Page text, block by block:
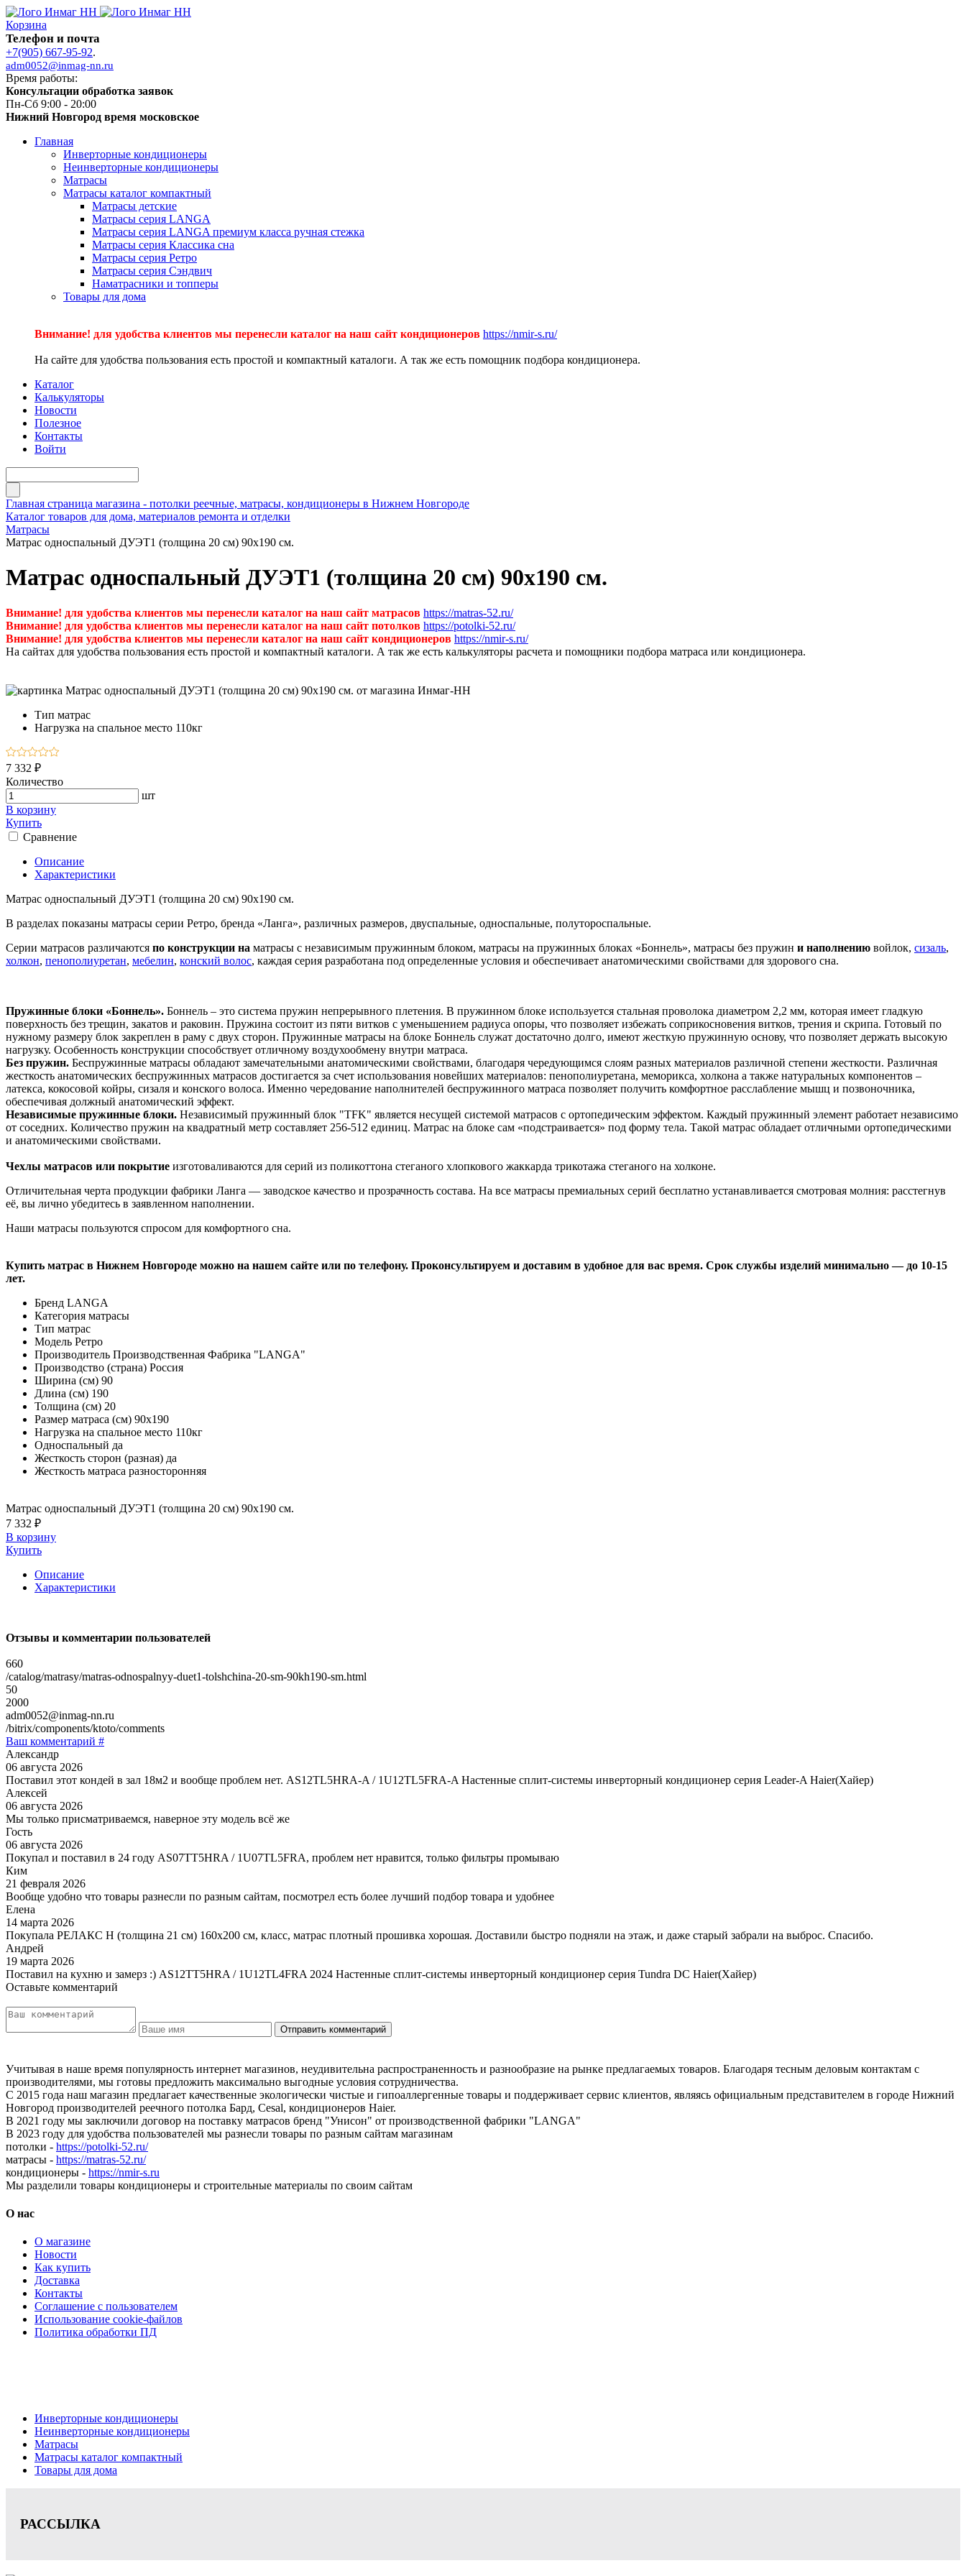
Корзина
Телефон и почта
+7(905) 667-95-92.
adm0052@inmag-nn.ru
Время работы:
Консультации обработка заявок
Пн-Сб 9:00 - 20:00
Нижний Новгород время московское
Главная
Инверторные кондиционеры
Неинверторные кондиционеры
Матрасы
Матрасы каталог компактный
Матрасы детские
Матрасы серия LANGA
Матрасы серия LANGA премиум класса ручная стежка
Матрасы серия Классика сна
Матрасы серия Ретро
Матрасы серия Сэндвич
Наматрасники и топперы
Товары для дома
Внимание! для удобства клиентов мы перенесли каталог на наш сайт кондиционеров https://nmir-s.ru/
На сайте для удобства пользования есть простой и компактный каталоги. А так же есть помощник подбора кондиционера.
Каталог
Калькуляторы
Новости
Полезное
Контакты
Войти
Главная страница магазина - потолки реечные, матрасы, кондиционеры в Нижнем Новгороде
Каталог товаров для дома, материалов ремонта и отделки
Матрасы
Матрас односпальный ДУЭТ1 (толщина 20 см) 90х190 см.
Матрас односпальный ДУЭТ1 (толщина 20 см) 90х190 см.
Внимание! для удобства клиентов мы перенесли каталог на наш сайт матрасов https://matras-52.ru/
Внимание! для удобства клиентов мы перенесли каталог на наш сайт потолков https://potolki-52.ru/
Внимание! для удобства клиентов мы перенесли каталог на наш сайт кондиционеров https://nmir-s.ru/
На сайтах для удобства пользования есть простой и компактный каталоги. А так же есть калькуляторы расчета и помощники подбора матраса или кондиционера.
Тип матрас
Нагрузка на спальное место 110кг
7 332 ₽
Количество
шт
В корзину
Купить
Сравнение
Описание
Характеристики
Матрас односпальный ДУЭТ1 (толщина 20 см) 90х190 см.
В разделах показаны матрасы серии Ретро, бренда «Ланга», различных размеров, двуспальные, односпальные, полутороспальные.
Серии матрасов различаются по конструкции на матрасы с независимым пружинным блоком, матрасы на пружинных блоках «Боннель», матрасы без пружин и наполнению войлок, сизаль,
холкон, пенополиуретан, мебелин, конский волос, каждая серия разработана под определенные условия и обеспечивает анатомическими свойствами для здорового сна.
Пружинные блоки «Боннель». Боннель – это система пружин непрерывного плетения. В пружинном блоке используется стальная проволока диаметром 2,2 мм, которая имеет гладкую
поверхность без трещин, закатов и раковин. Пружина состоит из пяти витков с уменьшением радиуса опоры, что позволяет избежать соприкосновения витков, трения и скрипа. Готовый по
нужному размеру блок закреплен в раму с двух сторон. Пружинные матрасы на блоке Боннель служат достаточно долго, имеют жесткую пружинную основу, что позволяет держать высокую
нагрузку. Особенность конструкции способствует отличному воздухообмену внутри матраса.
Без пружин. Беспружинные матрасы обладают замечательными анатомическими свойствами, благодаря чередующимся слоям разных материалов различной степени жесткости. Различная
жесткость анатомических беспружинных матрасов достигается за счет использования новейших материалов: пенополиуретана, меморикса, холкона а также натуральных компонентов –
латекса, кокосовой койры, сизаля и конского волоса. Именно чередование наполнителей беспружинного матраса позволяет получить комфортное расслабление мышц и позвоночника,
обеспечивая должный анатомический эффект.
Независимые пружинные блоки. Независимый пружинный блок "TFK" является несущей системой матрасов с ортопедическим эффектом. Каждый пружинный элемент работает независимо
от соседних. Количество пружин на квадратный метр составляет 256-512 единиц. Матрас на блоке сам «подстраивается» под форму тела. Такой матрас обладает отличными ортопедическими
и анатомическими свойствами.
Чехлы матрасов или покрытие изготоваливаются для серий из поликоттона стеганого хлопкового жаккарда трикотажа стеганого на холконе.
Отличительная черта продукции фабрики Ланга — заводское качество и прозрачность состава. На все матрасы премиальных серий бесплатно устанавливается смотровая молния: расстегнув
её, вы лично убедитесь в заявленном наполнении.
Наши матрасы пользуются спросом для комфортного сна.
Купить матрас в Нижнем Новгороде можно на нашем сайте или по телефону. Проконсультируем и доставим в удобное для вас время. Срок службы изделий минимально — до 10-15
лет.
Бренд LANGA
Категория матрасы
Тип матрас
Модель Ретро
Производитель Производственная Фабрика "LANGA"
Производство (страна) Россия
Ширина (см) 90
Длина (см) 190
Толщина (см) 20
Размер матраса (см) 90х190
Нагрузка на спальное место 110кг
Односпальный да
Жесткость сторон (разная) да
Жесткость матраса разносторонняя
Матрас односпальный ДУЭТ1 (толщина 20 см) 90х190 см.
7 332 ₽
В корзину
Купить
Описание
Характеристики
Отзывы и комментарии пользователей
660
/catalog/matrasy/matras-odnospalnyy-duet1-tolshchina-20-sm-90kh190-sm.html
50
2000
adm0052@inmag-nn.ru
/bitrix/components/ktoto/comments
Ваш комментарий #
Александр
06 августа 2026
Поставил этот кондей в зал 18м2 и вообще проблем нет. AS12TL5HRA-A / 1U12TL5FRA-A Настенные сплит-системы инверторный кондиционер серия Leader-A Haier(Хайер)
Алексей
06 августа 2026
Мы только присматриваемся, наверное эту модель всё же
Гость
06 августа 2026
Покупал и поставил в 24 году AS07TT5HRA / 1U07TL5FRA, проблем нет нравится, только фильтры промываю
Ким
21 февраля 2026
Вообще удобно что товары разнесли по разным сайтам, посмотрел есть более лучший подбор товара и удобнее
Елена
14 марта 2026
Покупала РЕЛАКС Н (толщина 21 см) 160х200 см, класс, матрас плотный прошивка хорошая. Доставили быстро подняли на этаж, и даже старый забрали на выброс. Спасибо.
Андрей
19 марта 2026
Поставил на кухню и замерз :) AS12TT5HRA / 1U12TL4FRA 2024 Настенные сплит-системы инверторный кондиционер серия Tundra DC Haier(Хайер)
Оставьте комментарий
Учитывая в наше время популярность интернет магазинов, неудивительна распространенность и разнообразие на рынке предлагаемых товаров. Благодаря тесным деловым контактам с
производителями, мы готовы предложить максимально выгодные условия сотрудничества.
С 2015 года наш магазин предлагает качественные экологически чистые и гипоаллергенные товары и поддерживает сервис клиентов, являясь официальным представителем в городе Нижний
Новгород производителей реечного потолка Бард, Cesal, кондиционеров Haier.
В 2021 году мы заключили договор на поставку матрасов бренд "Унисон" от производственной фабрики "LANGA"
В 2023 году для удобства пользователей мы разнесли товары по разным сайтам магазинам
потолки - https://potolki-52.ru/
матрасы - https://matras-52.ru/
кондиционеры - https://nmir-s.ru
Мы разделили товары кондиционеры и строительные материалы по своим сайтам
О нас
О магазине
Новости
Как купить
Доставка
Контакты
Соглашение с пользователем
Использование cookie-файлов
Политика обработки ПД
Инверторные кондиционеры
Неинверторные кондиционеры
Матрасы
Матрасы каталог компактный
Товары для дома
РАССЫЛКА